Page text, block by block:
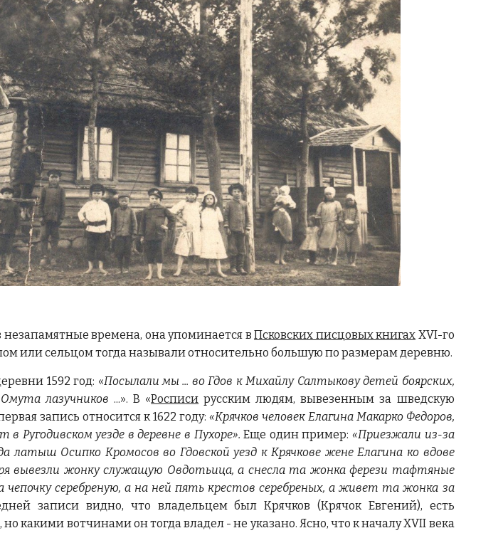
незапамятные времена, она упоминается вПсковских писцовых книгах XVI-го
или сельцом тогда называли относительно большую по размерам деревню.
1592 год: «Посылали мы ... во Гдов к Михайлу Салтыкову детей боярских,
лазучников ...».В «Росписи русским людям, вывезенным за шведскую
запись относится к 1622 году: «Крячков человек Елагина Макарко Федоров,
Ругодивском уезде в деревне в Пухоре».Еще один пример: «Приезжали из-за
латыш Осипко Кромосов во Гдовской уезд к Крячкове жене Елагина ко вдове
вывезли жонку служащую Овдотьица, а снесла та жонка ферези тафтяные
серебреную, а на ней пять крестов серебреных, а живет та жонка за
записи видно, что владельцем был Крячков (Крячок Евгений), есть
какими вотчинами он тогда владел - не указано. Ясно, что к началу XVII века